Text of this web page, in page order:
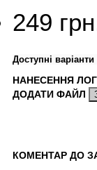
249
Доступні варіанти
НАНЕСЕННЯ
ДОДАТИ ФАЙЛ
КОМЕНТАР ДО